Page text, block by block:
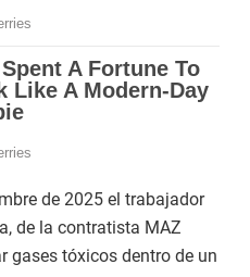
de 2025 el trabajador
de la contratista MAZ
gases tóxicos dentro de un